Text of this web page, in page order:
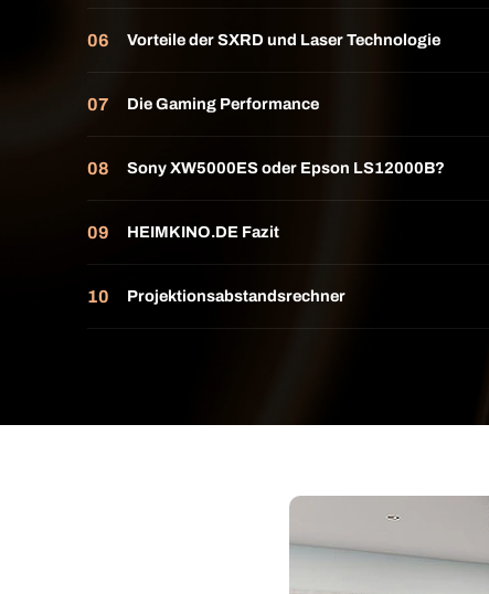
Vorteile der SXRD und Laser Technologie
Die Gaming Performance
Sony XW5000ES oder Epson LS12000B?
HEIMKINO.DE Fazit
Projektionsabstandsrechner